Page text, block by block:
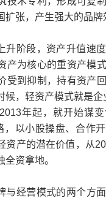
扩张，产生强大的品牌
阶段，资产升值速度
产为核心的重资产模
受到抑制，持有资产
候，轻资产模式就是企
年起，就开始谋
，以小股操盘、合作
资产的潜在价值，从
资拿地。
经营模式的两个方面